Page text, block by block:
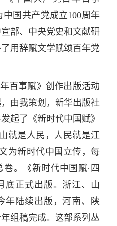
国共产党成立100周年
部、中央党史和文献研
用辞赋文学赋颂百年党
百事赋》创作出版活动
由我策划，新华出版社
起了《新时代中国赋》
就是人民，人民就是江
为新时代中国立传，每
。《新时代中国赋·四
底正式出版。浙江、山
年陆续出版，河南、陕
组稿完成。这部系列丛